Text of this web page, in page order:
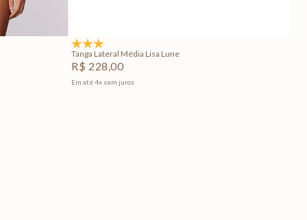
Tanga Lateral Média Lisa Lune
R$ 228,00
Em até4x sem juros